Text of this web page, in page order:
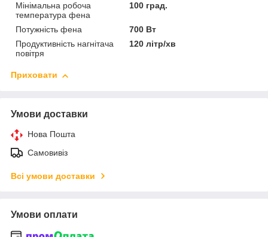
Мінімальна робоча
температура фена
100 град.
Потужність фена
700 Вт
Продуктивність нагнітача
повітря
120 літр/хв
Приховати
Умови доставки
Нова Пошта
Самовивіз
Всі умови доставки
Умови оплати